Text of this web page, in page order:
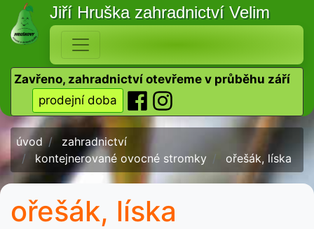
Jiří Hruška zahradnictví Velim
Zavřeno, zahradnictví otevřeme v průběhu září
prodejní doba
úvod
zahradnictví
kontejnerované ovocné stromky
ořešák, líska
ořešák, líska